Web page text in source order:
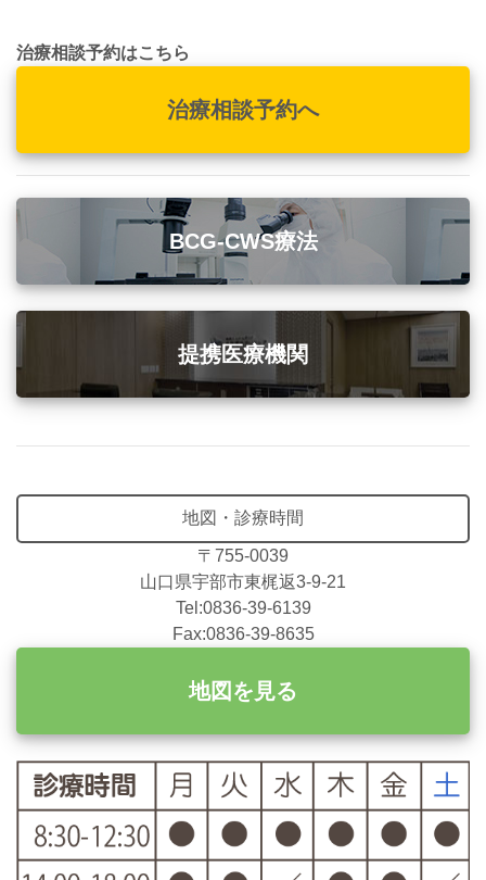
治療相談予約はこちら
治療相談予約へ
BCG-CWS療法
提携医療機関
地図・診療時間
〒755-0039
山口県宇部市東梶返3-9-21
Tel:0836-39-6139
Fax:0836-39-8635
地図を見る